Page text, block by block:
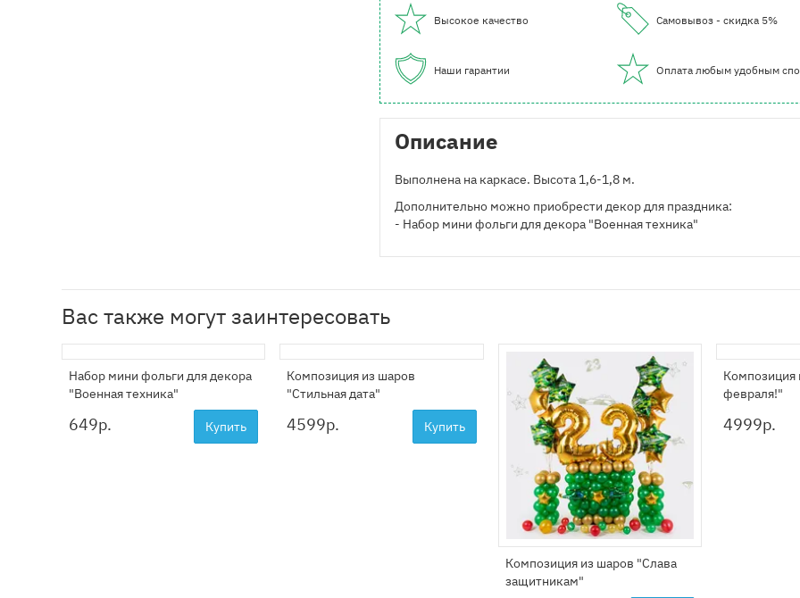
Высокое качество
Наши гарантии
Самовывоз - скидка 5%
Оплата любым удобным
Описание
Выполнена на каркасе. Высота 1,6-1,8 м.
Дополнительно можно приобрести декор для праздника:
- Набор мини фольги для декора "Военная техника"
Вас также могут заинтересовать
Набор мини фольги для декора
"Военная техника"
649р. Купить
Композиция из шаров
"Стильная дата"
4599р. Купить
Композиция из шаров "Слава
защитникам"
Композиция
февраля!"
4999р.